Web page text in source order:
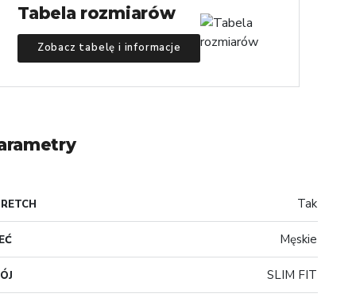
Tabela rozmiarów
Zobacz tabelę i informacje
Tak
Męskie
SLIM FIT